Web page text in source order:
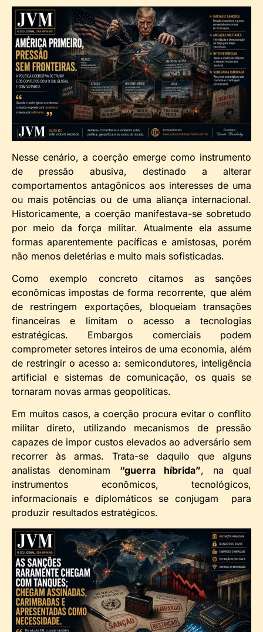
Nesse cenário, a coerção emerge como instrumento
de pressão abusiva, destinado a alterar
comportamentos antagônicos aos interesses de uma
ou mais potências ou de uma aliança internacional.
Historicamente, a coerção manifestava-se sobretudo
por meio da força militar. Atualmente ela assume
formas aparentemente pacíficas e amistosas, porém
não menos deletérias e muito mais sofisticadas.
Como exemplo concreto citamos as sanções
econômicas impostas de forma recorrente, que além
de restringem exportações, bloqueiam transações
financeiras e limitam o acesso a tecnologias
estratégicas. Embargos comerciais podem
comprometer setores inteiros de uma economia, além
de restringir o acesso a: semicondutores, inteligência
artificial e sistemas de comunicação, os quais se
tornaram novas armas geopolíticas.
Em muitos casos, a coerção procura evitar o conflito
militar direto, utilizando mecanismos de pressão
capazes de impor custos elevados ao adversário sem
recorrer às armas. Trata-se daquilo que alguns
analistas denominam “guerra híbrida”, na qual
instrumentos econômicos, tecnológicos,
informacionais e diplomáticos se conjugam para
produzir resultados estratégicos.